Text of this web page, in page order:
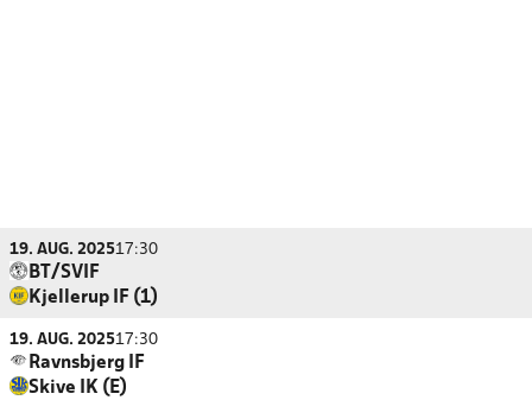
19. AUG. 202517:30
BT/SVIF
Kjellerup IF (1)
19. AUG. 202517:30
Ravnsbjerg IF
Skive IK (E)